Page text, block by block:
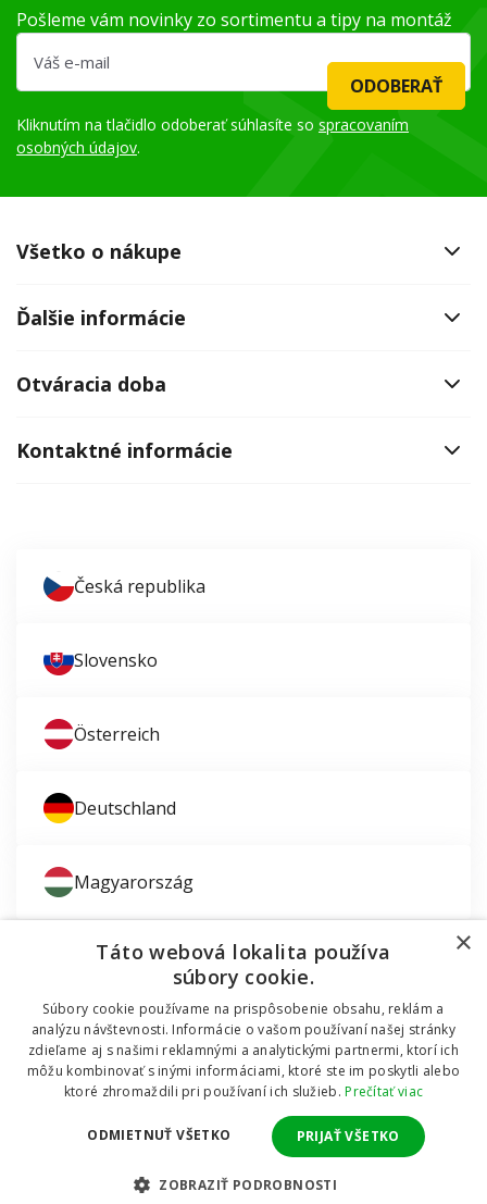
Pošleme vám novinky zo sortimentu a tipy na montáž
ODOBERAŤ
Kliknutím na tlačidlo odoberať súhlasíte so spracovaním
osobných údajov.
Všetko o nákupe
Ďalšie informácie
Otváracia doba
Kontaktné informácie
Česká republika
Slovensko
Österreich
Deutschland
Magyarország
© 2011 - 2026 TT HOLDING, a.s. Už 12 rokov vám
pomáhame šetriť peniaze za okná a dvere.Všetky
CMS
Zaujíma vás montáž okien?
Dodávali sme okná do mobilnej chatky
×
Táto webová lokalita používa
súbory cookie.
Súbory cookie používame na prispôsobenie obsahu, reklám a
analýzu návštevnosti. Informácie o vašom používaní našej stránky
zdieľame aj s našimi reklamnými a analytickými partnermi, ktorí ich
môžu kombinovať s inými informáciami, ktoré ste im poskytli alebo
ktoré zhromaždili pri používaní ich služieb.Prečítať viac
PRIJAŤ VŠETKO
ODMIETNUŤ VŠETKO
ZOBRAZIŤ PODROBNOSTI